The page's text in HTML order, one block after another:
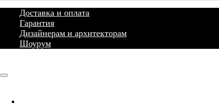
Доставка и оплата
Гарантия
Дизайнерам и архитекторам
Шоурум